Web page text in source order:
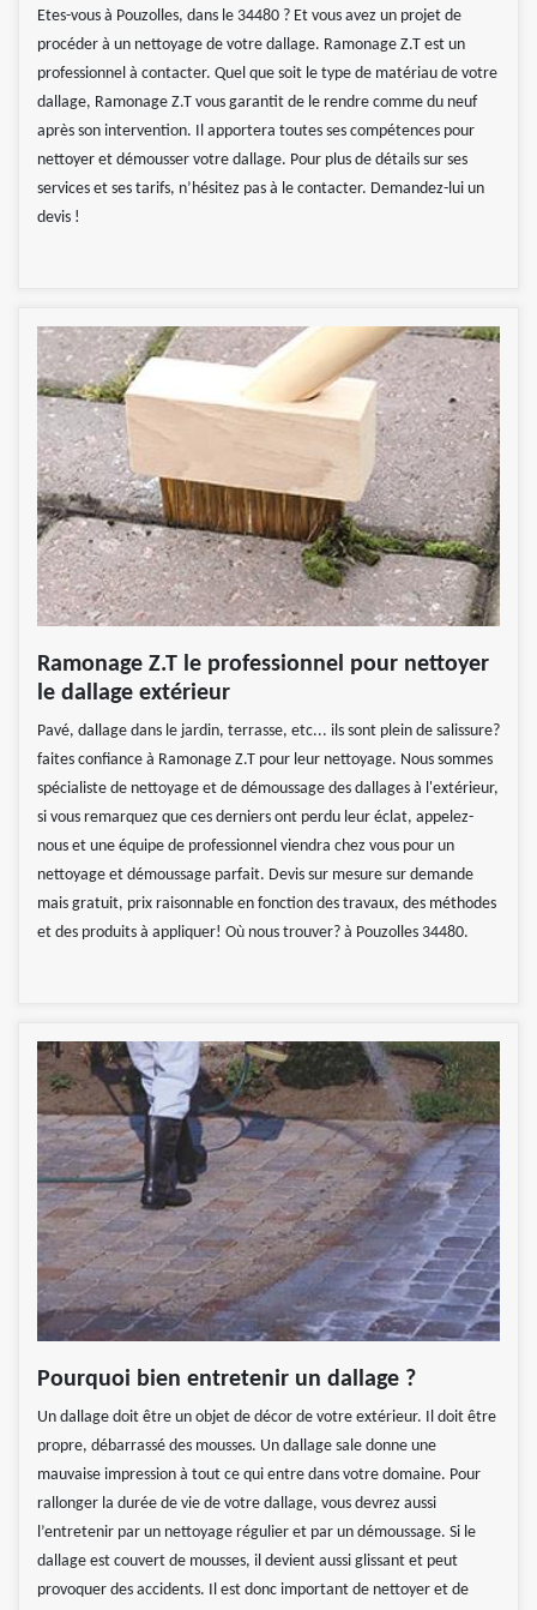
Etes-vous à Pouzolles, dans le 34480 ? Et vous avez un projet de
procéder à un nettoyage de votre dallage. Ramonage Z.T est un
professionnel à contacter. Quel que soit le type de matériau de votre
dallage, Ramonage Z.T vous garantit de le rendre comme du neuf
après son intervention. Il apportera toutes ses compétences pour
nettoyer et démousser votre dallage. Pour plus de détails sur ses
services et ses tarifs, n’hésitez pas à le contacter. Demandez-lui un
devis !
Ramonage Z.T le professionnel pour nettoyer
le dallage extérieur
Pavé, dallage dans le jardin, terrasse, etc... ils sont plein de salissure?
faites confiance à Ramonage Z.T pour leur nettoyage. Nous sommes
spécialiste de nettoyage et de démoussage des dallages à l'extérieur,
si vous remarquez que ces derniers ont perdu leur éclat, appelez-
nous et une équipe de professionnel viendra chez vous pour un
nettoyage et démoussage parfait. Devis sur mesure sur demande
mais gratuit, prix raisonnable en fonction des travaux, des méthodes
et des produits à appliquer! Où nous trouver? à Pouzolles 34480.
Pourquoi bien entretenir un dallage ?
Un dallage doit être un objet de décor de votre extérieur. Il doit être
propre, débarrassé des mousses. Un dallage sale donne une
mauvaise impression à tout ce qui entre dans votre domaine. Pour
rallonger la durée de vie de votre dallage, vous devrez aussi
l’entretenir par un nettoyage régulier et par un démoussage. Si le
dallage est couvert de mousses, il devient aussi glissant et peut
provoquer des accidents. Il est donc important de nettoyer et de